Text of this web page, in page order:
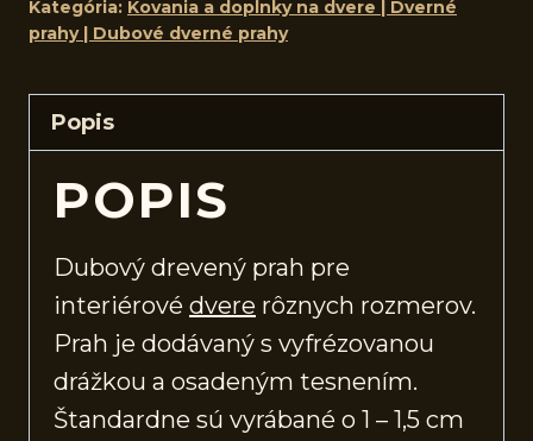
Kategória: Kovania a doplnky na dvere | Dverné
prahy | Dubové dverné prahy
Popis
POPIS
Dubový drevený prah pre
interiérové dvere rôznych rozmerov.
Prah je dodávaný s vyfrézovanou
drážkou a osadeným tesnením.
Štandardne sú vyrábané o 1 – 1,5 cm